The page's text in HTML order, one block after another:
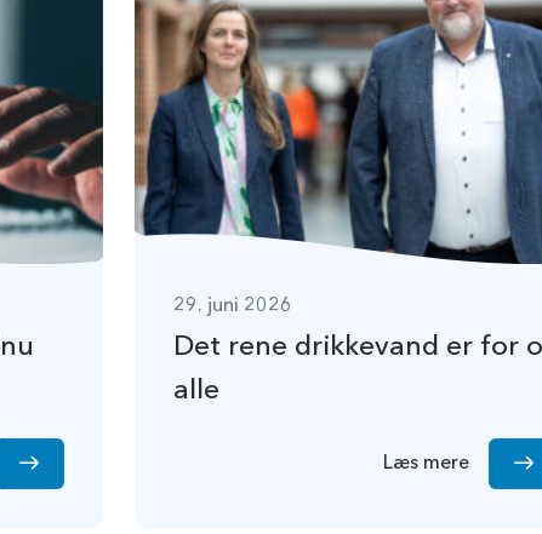
29. juni 2026
Det rene drikkevand er for
alle
Læs mere